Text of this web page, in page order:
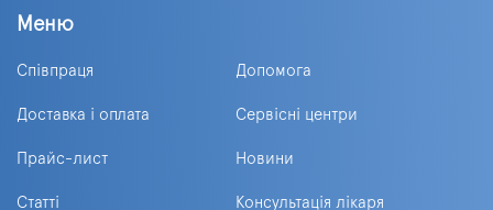
Меню
Співпраця Допомога
Доставка і оплата Сервісні центри
Прайс-лист Новини
Статті Консультація лікаря